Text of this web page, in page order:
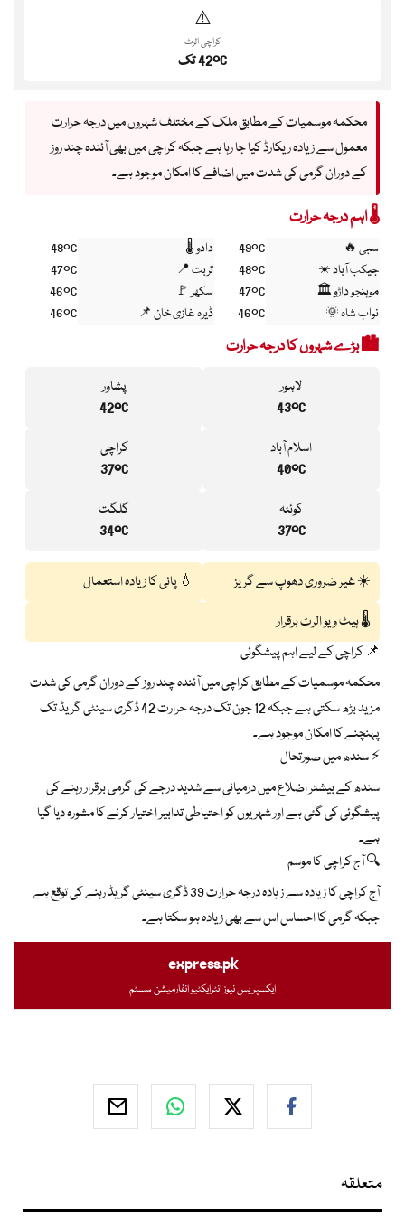
⚠️
کراچی الرٹ
42°C تک
محکمہ موسمیات کے مطابق ملک کے مختلف شہروں میں درجہ حرارت
معمول سے زیادہ ریکارڈ کیا جا رہا ہے جبکہ کراچی میں بھی آئندہ چند روز
کے دوران گرمی کی شدت میں اضافے کا امکان موجود ہے۔
🌡️ اہم درجہ حرارت
سبی 🔥 49°C دادو 🌡️
48°C
جیکب آباد ☀️
48°C تربت 📍
47°C
موہنجو داڑو 🏛️
47°C سکھر 🚩
46°C
نواب شاہ 🌞
46°C ڈیرہ غازی خان 📌 46°C
🏙️ بڑے شہروں کا درجہ حرارت
لاہور
43°C
پشاور
42°C
اسلام آباد
40°C
کراچی
37°C
کوئٹہ
37°C
گلگت
34°C
☀️ غیر ضروری دھوپ سے گریز
💧 پانی کا زیادہ استعمال
🌡️ ہیٹ ویو الرٹ برقرار
📌 کراچی کے لیے اہم پیشگوئی
محکمہ موسمیات کے مطابق کراچی میں آئندہ چند روز کے دوران گرمی کی شدت
مزید بڑھ سکتی ہے جبکہ 12 جون تک درجہ حرارت 42 ڈگری سینٹی گریڈ تک
پہنچنے کا امکان موجود ہے۔
⚡ سندھ میں صورتحال
سندھ کے بیشتر اضلاع میں درمیانی سے شدید درجے کی گرمی برقرار رہنے کی
پیشگوئی کی گئی ہے اور شہریوں کو احتیاطی تدابیر اختیار کرنے کا مشورہ دیا گیا
ہے۔
🔍 آج کراچی کا موسم
آج کراچی کا زیادہ سے زیادہ درجہ حرارت 39 ڈگری سینٹی گریڈ رہنے کی توقع ہے
جبکہ گرمی کا احساس اس سے بھی زیادہ ہو سکتا ہے۔
express.pk
ایکسپریس نیوز انٹرایکٹیو انفارمیشن سسٹم
متعلقہ